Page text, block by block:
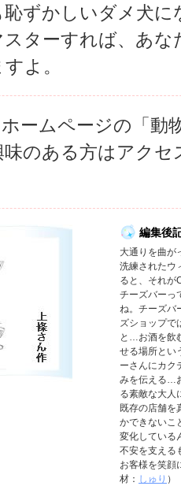
ずかしいダメ犬
ターすれば、あな
よ。
ホームページの「
味のある方はアク
編集後
大通りを曲が
洗練されたウ
ると、それが
チーズバーっ
ね。チーズバ
ズショップで
と…お酒を飲
せる場所とい
ーさんにカク
みを伝える…
る素敵な大人
既存の店舗を
かできないこ
変化している
不安を支える
お客様を笑顔
材： しゅり ）